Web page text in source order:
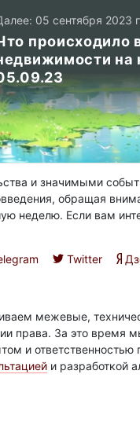
05 сентября 2023
происходило
и значимыми
обращая
неделю. Если вам
Twitter
межевые,
права. За это время
и
и разработкой